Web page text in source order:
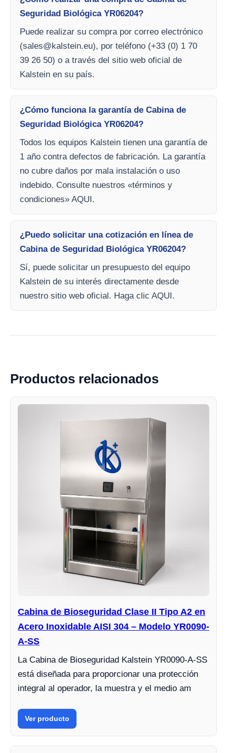
Seguridad Biológica YR06204?
Puede realizar su compra por correo electrónico
(sales@kalstein.eu), por teléfono (+33 (0) 1 70
39 26 50) o a través del sitio web oficial de
Kalstein en su país.
¿Cómo funciona la garantía de Cabina de
Seguridad Biológica YR06204?
Todos los equipos Kalstein tienen una garantía de
1 año contra defectos de fabricación. La garantía
no cubre daños por mala instalación o uso
indebido. Consulte nuestros «términos y
condiciones» AQUI.
¿Puedo solicitar una cotización en línea de
Cabina de Seguridad Biológica YR06204?
Sí, puede solicitar un presupuesto del equipo
Kalstein de su interés directamente desde
nuestro sitio web oficial. Haga clic AQUI.
Productos relacionados
Cabina de Bioseguridad Clase II Tipo A2 en
Acero Inoxidable AISI 304 – Modelo YR0090-
A-SS
La Cabina de Bioseguridad Kalstein YR0090-A-SS
está diseñada para proporcionar una protección
integral al operador, la muestra y el medio am
Ver producto